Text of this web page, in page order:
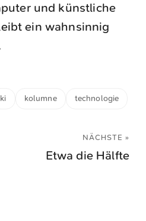
und künstliche
ein wahnsinnig
ki kolumne technologie
NÄCHSTE »
Etwa die Hälfte